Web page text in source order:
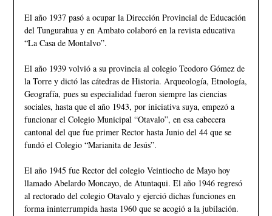
El año 1937 pasó a ocupar la Dirección Provincial de Educación
del Tungurahua y en Ambato colaboró en la revista educativa
“La Casa de Montalvo”.
El año 1939 volvió a su provincia al colegio Teodoro Gómez de
la Torre y dictó las cátedras de Historia. Arqueología, Etnología,
Geografía, pues su especialidad fueron siempre las ciencias
sociales, hasta que el año 1943, por iniciativa suya, empezó a
funcionar el Colegio Municipal “Otavalo”, en esa cabecera
cantonal del que fue primer Rector hasta Junio del 44 que se
fundó el Colegio “Marianita de Jesús”.
El año 1945 fue Rector del colegio Veintiocho de Mayo hoy
llamado Abelardo Moncayo, de Atuntaqui. El año 1946 regresó
al rectorado del colegio Otavalo y ejerció dichas funciones en
forma ininterrumpida hasta 1960 que se acogió a la jubilación.